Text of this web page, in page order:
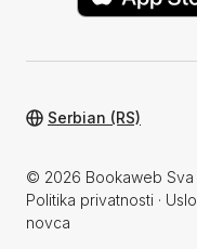
© 2026 Bookaweb
Politika privatnosti ·
novca
Serbian (RS)